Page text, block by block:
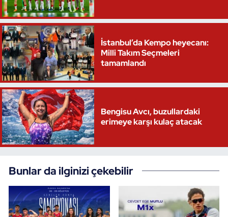
İstanbul’da Kempo heyecanı:
Milli Takım Seçmeleri
tamamlandı
Bengisu Avcı, buzullardaki
erimeye karşı kulaç atacak
Bunlar da ilginizi çekebilir